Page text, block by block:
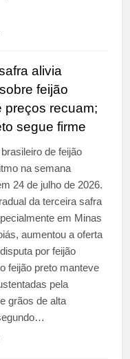
alivia
feijão
preços recuam;
segue firme
de feijão
na semana
24 de julho de 2026.
da terceira safra
em Minas
aumentou a oferta
por feijão
feijão preto manteve
pela
grãos de alta